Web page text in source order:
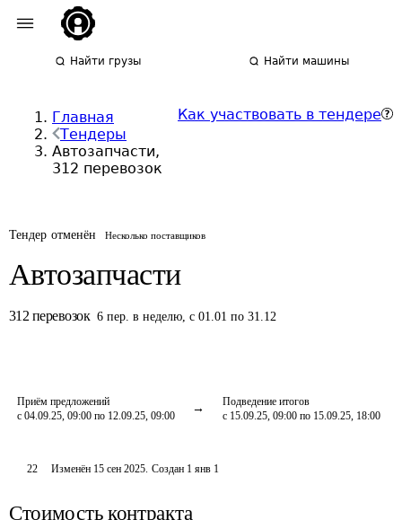
Найти грузы Найти машины
Главная
Тендеры
Автозапчасти,
312 перевозок
Как участвовать в тендере
Тендер отменён Несколько поставщиков
Автозапчасти
312 перевозок 6 пер. в неделю,с 01.01 по 31.12
Приём предложений
с 04.09.25, 09:00 по 12.09.25, 09:00
Подведение итогов
с 15.09.25, 09:00 по 15.09.25, 18:00
22 Изменён 15 сен 2025. Создан 1 янв 1
Стоимость контракта